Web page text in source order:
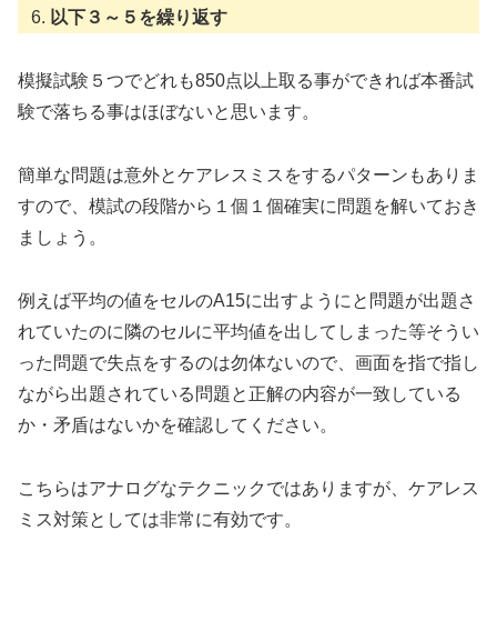
以下３～５を繰り返す
模擬試験５つでどれも850点以上取る事ができれば本番試
験で落ちる事はほぼないと思います。
簡単な問題は意外とケアレスミスをするパターンもありま
すので、模試の段階から１個１個確実に問題を解いておき
ましょう。
例えば平均の値をセルのA15に出すようにと問題が出題さ
れていたのに隣のセルに平均値を出してしまった等そうい
った問題で失点をするのは勿体ないので、画面を指で指し
ながら出題されている問題と正解の内容が一致している
か・矛盾はないかを確認してください。
こちらはアナログなテクニックではありますが、ケアレス
ミス対策としては非常に有効です。